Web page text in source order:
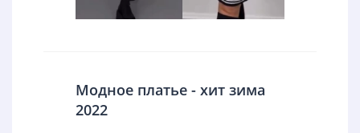
Модное платье - хит зима
2022